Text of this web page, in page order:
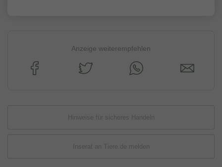
Anzeige weiterempfehlen
Hinweise für sicheres Handeln
Inserat an Tiere.de melden